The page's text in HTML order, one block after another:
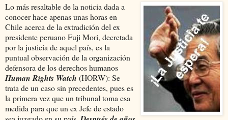
Lo más resaltable de la noticia dada a
conocer hace apenas unas horas en
Chile acerca de la extradición del ex
presidente peruano Fuji Mori, decretada
por la justicia de aquel país, es la
puntual observación de la organización
defensora de los derechos humanos
Human Rights Watch (HORW): Se
trata de un caso sin precedentes, pues es
la primera vez que un tribunal toma esa
medida para que un ex Jefe de estado